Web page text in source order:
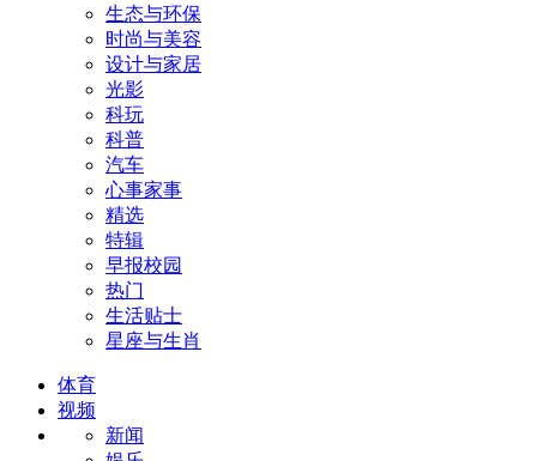
生态与环保
时尚与美容
设计与家居
光影
科玩
科普
汽车
心事家事
精选
特辑
早报校园
热门
生活贴士
星座与生肖
体育
视频
新闻